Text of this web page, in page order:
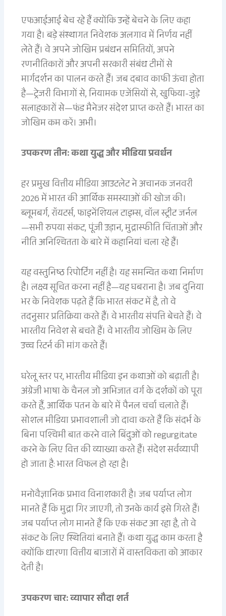
एफआईआई बेच रहे हैं क्योंकि उन्हें बेचने के लिए कहा
गया है। बड़े संस्थागत निवेशक अलगाव में निर्णय नहीं
लेते हैं। वे अपने जोखिम प्रबंधन समितियों, अपने
रणनीतिकारों और अपनी सरकारी संबंध टीमों से
मार्गदर्शन का पालन करते हैं। जब दबाव काफी ऊंचा होता
है—ट्रेजरी विभागों से, नियामक एजेंसियों से, खुफिया-जुड़े
सलाहकारों से—फंड मैनेजर संदेश प्राप्त करते हैं। भारत का
जोखिम कम करें। अभी।
उपकरण तीन: कथा युद्ध और मीडिया प्रवर्धन
हर प्रमुख वित्तीय मीडिया आउटलेट ने अचानक जनवरी
2026 में भारत की आर्थिक समस्याओं की खोज की।
ब्लूमबर्ग, रॉयटर्स, फाइनेंशियल टाइम्स, वॉल स्ट्रीट जर्नल
—सभी रुपया संकट, पूंजी उड़ान, मुद्रास्फीति चिंताओं और
नीति अनिश्चितता के बारे में कहानियां चला रहे हैं।
यह वस्तुनिष्ठ रिपोर्टिंग नहीं है। यह समन्वित कथा निर्माण
है। लक्ष्य सूचित करना नहीं है—यह घबराना है। जब दुनिया
भर के निवेशक पढ़ते हैं कि भारत संकट में है, तो वे
तदनुसार प्रतिक्रिया करते हैं। वे भारतीय संपत्ति बेचते हैं। वे
भारतीय निवेश से बचते हैं। वे भारतीय जोखिम के लिए
उच्च रिटर्न की मांग करते हैं।
घरेलू स्तर पर, भारतीय मीडिया इन कथाओं को बढ़ाती है।
अंग्रेजी भाषा के चैनल जो अभिजात वर्ग के दर्शकों को पूरा
करते हैं, आर्थिक पतन के बारे में पैनल चर्चा चलाते हैं।
सोशल मीडिया प्रभावशाली जो दावा करते हैं कि संदर्भ के
बिना पश्चिमी बात करने वाले बिंदुओं को regurgitate
करने के लिए वित्त की व्याख्या करते हैं। संदेश सर्वव्यापी
हो जाता है: भारत विफल हो रहा है।
मनोवैज्ञानिक प्रभाव विनाशकारी है। जब पर्याप्त लोग
मानते हैं कि मुद्रा गिर जाएगी, तो उनके कार्य इसे गिरते हैं।
जब पर्याप्त लोग मानते हैं कि एक संकट आ रहा है, तो वे
संकट के लिए स्थितियां बनाते हैं। कथा युद्ध काम करता है
क्योंकि धारणा वित्तीय बाजारों में वास्तविकता को आकार
देती है।
उपकरण चार: व्यापार सौदा शर्त